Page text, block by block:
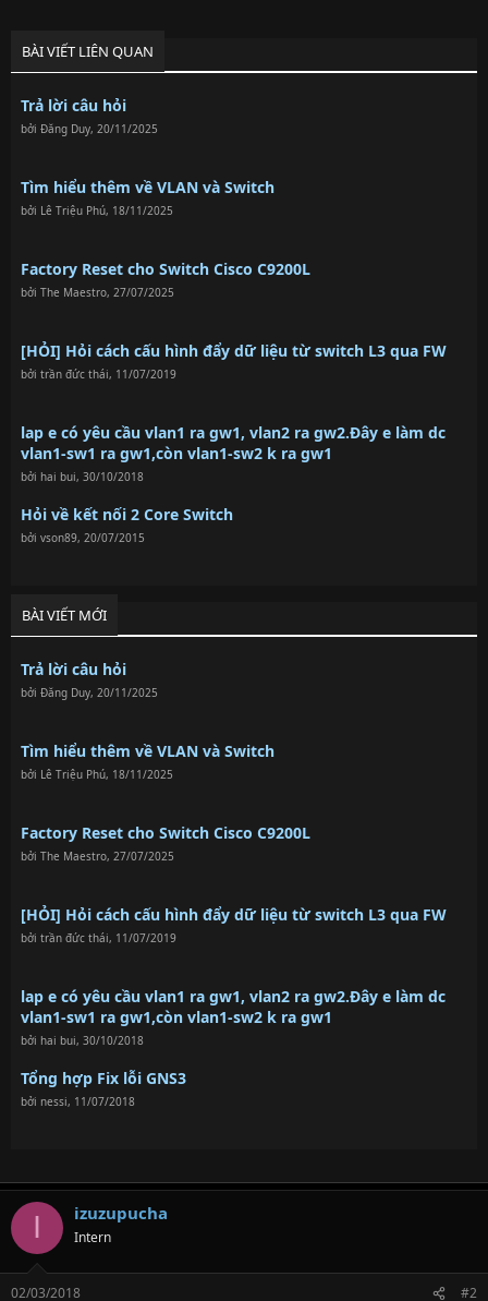
BÀI VIẾT LIÊN QUAN
Trả lời câu hỏi
bởi Đăng Duy, 20/11/2025
Tìm hiểu thêm về VLAN và Switch
bởi Lê Triệu Phú, 18/11/2025
Factory Reset cho Switch Cisco C9200L
bởi The Maestro, 27/07/2025
[HỎI] Hỏi cách cấu hình đẩy dữ liệu từ switch L3 qua FW
bởi trần đức thái, 11/07/2019
lap e có yêu cầu vlan1 ra gw1, vlan2 ra gw2.Đây e làm dc
vlan1-sw1 ra gw1,còn vlan1-sw2 k ra gw1
bởi hai bui, 30/10/2018
Hỏi về kết nối 2 Core Switch
bởi vson89, 20/07/2015
BÀI VIẾT MỚI
Trả lời câu hỏi
bởi Đăng Duy, 20/11/2025
Tìm hiểu thêm về VLAN và Switch
bởi Lê Triệu Phú, 18/11/2025
Factory Reset cho Switch Cisco C9200L
bởi The Maestro, 27/07/2025
[HỎI] Hỏi cách cấu hình đẩy dữ liệu từ switch L3 qua FW
bởi trần đức thái, 11/07/2019
lap e có yêu cầu vlan1 ra gw1, vlan2 ra gw2.Đây e làm dc
vlan1-sw1 ra gw1,còn vlan1-sw2 k ra gw1
bởi hai bui, 30/10/2018
Tổng hợp Fix lỗi GNS3
bởi nessi, 11/07/2018
I izuzupucha
Intern
02/03/2018 #2